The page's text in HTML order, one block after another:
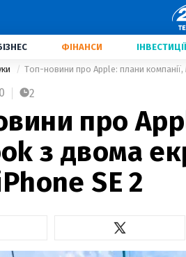
ФІНАНСИ ІНВЕСТИЦІЇ
Топ-новини про Apple: плани
2
про
з двома
SE 2